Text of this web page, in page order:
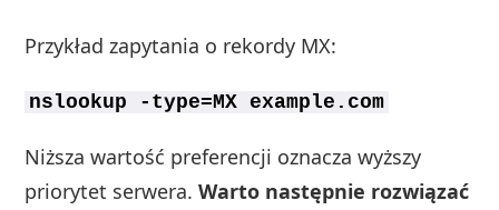
Przykład zapytania o rekordy MX:
nslookup -type=MX example.com
Niższa wartość preferencji oznacza wyższy
priorytet serwera.Warto następnie rozwiązać